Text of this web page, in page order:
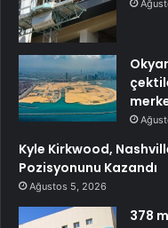
Kyle Kirkwood,
Pozisyonunu Kazandı
Ağustos 5, 2026
378